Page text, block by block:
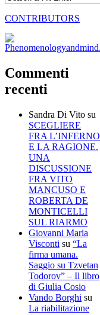
CONTRIBUTORS
Commenti
recenti
Sandra Di Vito su
SCEGLIERE
FRA L’INFERNO
E LA RAGIONE.
UNA
DISCUSSIONE
FRA VITO
MANCUSO E
ROBERTA DE
MONTICELLI
SUL RIARMO
Giovanni Maria
Visconti su “La
firma umana.
Saggio su Tzvetan
Todorov” – Il libro
di Giulia Cosio
Vando Borghi su
La riabilitazione